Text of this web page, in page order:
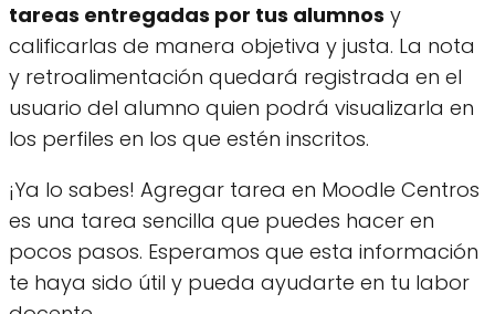
tareas entregadas por tus alumnos y
calificarlas de manera objetiva y justa. La nota
y retroalimentación quedará registrada en el
usuario del alumno quien podrá visualizarla en
los perfiles en los que estén inscritos.
¡Ya lo sabes! Agregar tarea en Moodle Centros
es una tarea sencilla que puedes hacer en
pocos pasos. Esperamos que esta información
te haya sido útil y pueda ayudarte en tu labor